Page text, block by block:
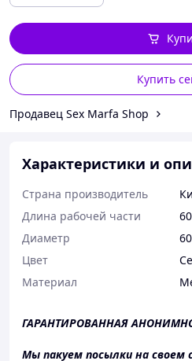
Купить
Продавец Sex Marfa Shop
Характеристики и
Страна производитель
Длина рабочей части
Диаметр
Цвет
Материал
ГАРАНТИРОВАННАЯ
Мы пакуем посылки на своем